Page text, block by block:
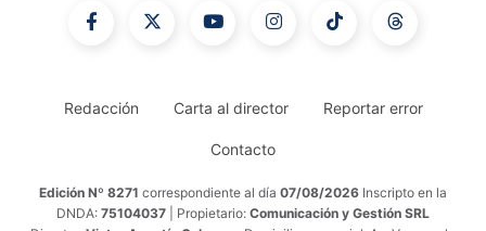
Redacción Carta al director Reportar error
Contacto
Edición Nº 8271 correspondiente al día 07/08/2026 Inscripto en la
DNDA: 75104037 | Propietario: Comunicación y Gestión SRL